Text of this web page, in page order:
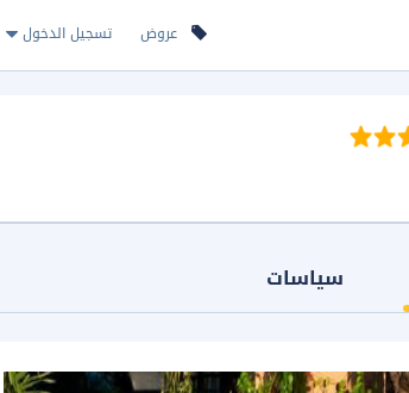
عروض تسجيل الدخول
سياسات